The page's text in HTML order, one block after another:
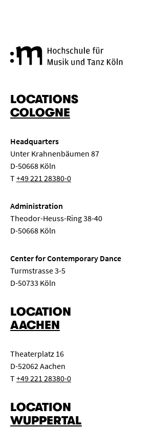
LOCATIONS
COLOGNE
Headquarters
Unter Krahnenbäumen 87
D-50668 Köln
T+49 221 28380-0
Administration
Theodor-Heuss-Ring 38-40
D-50668 Köln
Center for Contemporary Dance
Turmstrasse 3-5
D-50733 Köln
LOCATION
AACHEN
Theaterplatz 16
D-52062 Aachen
T+49 221 28380-0
LOCATION
WUPPERTAL